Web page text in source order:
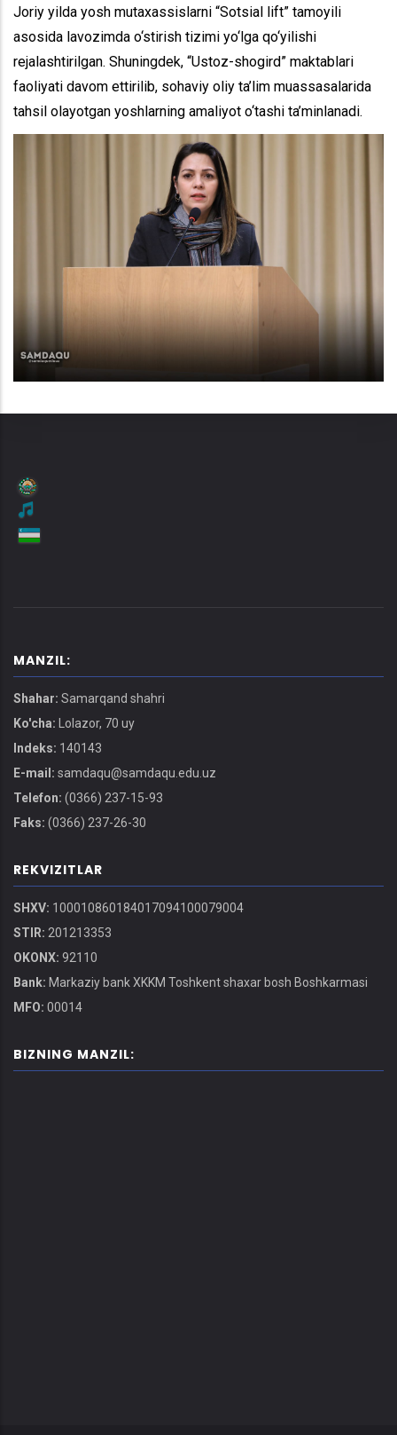
Joriy yilda yosh mutaxassislarni “Sotsial lift” tamoyili
asosida lavozimda o‘stirish tizimi yo‘lga qo‘yilishi
rejalashtirilgan. Shuningdek, “Ustoz-shogird” maktablari
faoliyati davom ettirilib, sohaviy oliy ta’lim muassasalarida
tahsil olayotgan yoshlarning amaliyot o‘tashi ta’minlanadi.
MANZIL:
Shahar: Samarqand shahri
Ko'cha: Lolazor, 70 uy
Indeks: 140143
E-mail: samdaqu@samdaqu.edu.uz
Telefon: (0366) 237-15-93
Faks: (0366) 237-26-30
REKVIZITLAR
SHXV: 100010860184017094100079004
STIR: 201213353
OKONX: 92110
Bank: Markaziy bank XKKM Toshkent shaxar bosh Boshkarmasi
MFO: 00014
BIZNING MANZIL: